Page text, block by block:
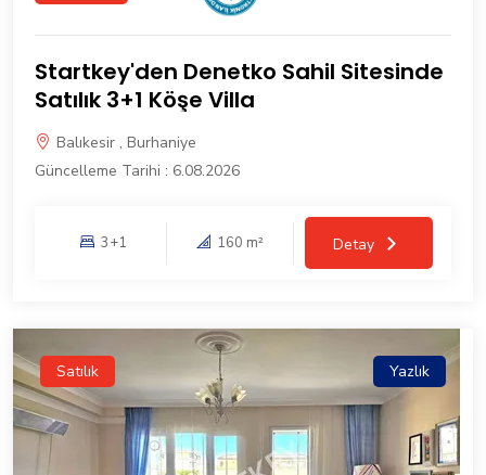
Startkey'den Denetko Sahil Sitesinde
Satılık 3+1 Köşe Villa
Balıkesir , Burhaniye
Güncelleme Tarihi : 6.08.2026
3+1 160 m² Detay
Satılık Yazlık